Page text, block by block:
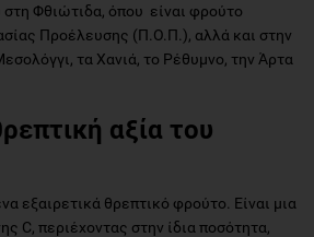
Φθιώτιδα, όπου είναι φρούτο
Προέλευσης (Π.Ο.Π.), αλλά και στην
τα Χανιά, το Ρέθυμνο, την Άρτα
αξία του
εξαιρετικά θρεπτικό φρούτο. Είναι μια
C, περιέχοντας στην ίδια ποσότητα,